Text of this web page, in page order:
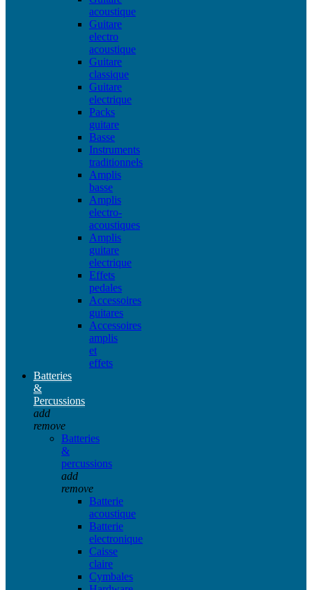
acoustique
Guitare
electro
acoustique
Guitare
classique
Guitare
electrique
Packs
guitare
Basse
Instruments
traditionnels
Amplis
basse
Amplis
electro-
acoustiques
Amplis
guitare
electrique
Effets
pedales
Accessoires
guitares
Accessoires
amplis
et
effets
Batteries
&
Percussions
add
remove
Batteries
&
percussions
add
remove
Batterie
acoustique
Batterie
electronique
Caisse
claire
Cymbales